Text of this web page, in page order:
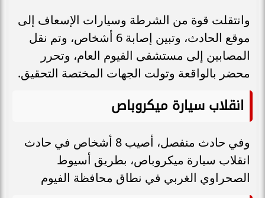
وانتقلت قوة من الشرطة وسيارات الإسعاف إلى
موقع الحادث، وتبين إصابة 6 أشخاص، وتم نقل
المصابين إلى مستشفى الفيوم العام، وتحرر
محضر بالواقعة وتولت الجهات المختصة التحقيق.
انقلاب سيارة ميكروباص
وفي حادث منفصل، أصيب 8 أشخاص في حادث
انقلاب سيارة ميكروباص، بطريق أسيوط
الصحراوي الغربي في نطاق محافظة الفيوم